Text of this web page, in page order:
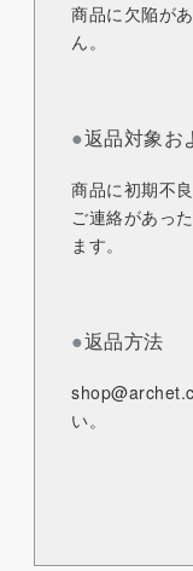
商品に欠陥が
ん。
●返品対象お
商品に初期不
ご連絡があっ
ます。
●返品方法
い。